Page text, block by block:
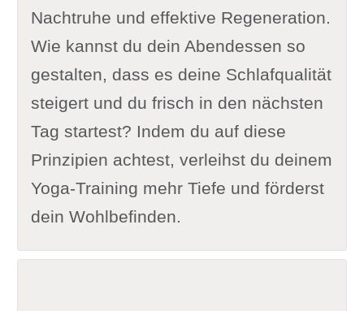
Nachtruhe und effektive Regeneration.
Wie kannst du dein Abendessen so
gestalten, dass es deine Schlafqualität
steigert und du frisch in den nächsten
Tag startest? Indem du auf diese
Prinzipien achtest, verleihst du deinem
Yoga-Training mehr Tiefe und förderst
dein Wohlbefinden.